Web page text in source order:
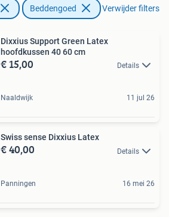
Beddengoed Verwijder filters
Dixxius Support Green Latex
hoofdkussen 40 60 cm
€ 15,00 Details
Naaldwijk 11 jul 26
Swiss sense Dixxius Latex
€ 40,00 Details
Panningen 16 mei 26